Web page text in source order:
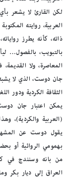
لكن القارئ لا يشعر
العربية، روايته
ذاته، كأنه يطرز
بالتبويب، بالفصول…
المعاصرة، ولا
جان دوست، الذي لا
الثقافة الكردية ودور
يمكن اعتبار جان
(العربية والكردية)،
يقول دوست عن المشهد
بهمومي الروائية أو
من بانه وسنندج في
العراق إلى ديار بكر